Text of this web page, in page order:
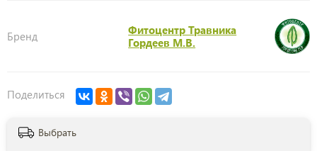
Бренд
Фитоцентр Травника
Гордеев М.В.
Поделиться
Выбрать